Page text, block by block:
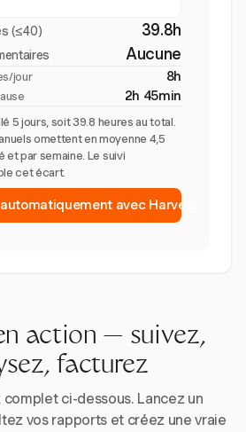
(≤40) 39.8h
Aucune
jour 8h
2h 45min
5 jours, soit 39.8 heures au total.
omettent en moyenne 4,5
et par semaine. Le suivi
cet écart.
avec Harvest
action — suivez,
facturez
complet ci-dessous. Lancez un
vos rapports et créez une vraie